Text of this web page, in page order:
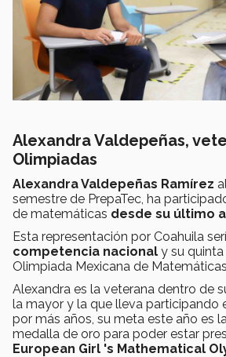
Alexandra Valdepeñas,
Olimpiadas
Alexandra Valdepeñas Ramírez
semestre de PrepaTec, ha
de matemáticas desde su último
Esta representación por Coahuila
competencia nacional y su
Olimpiada Mexicana de
Alexandra es la veterana dentro de
la mayor y la que lleva participando
por más años, su meta este año es
medalla de oro para poder estar
European Girl 's Mathematical